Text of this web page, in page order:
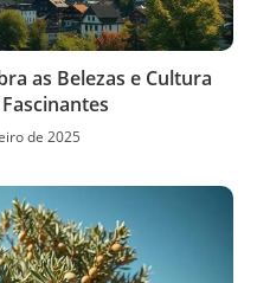
as Belezas e Cultura
de 2025